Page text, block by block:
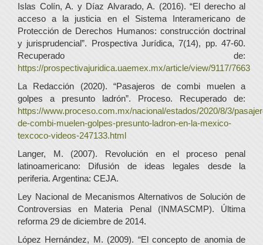
Islas Colín, A. y Díaz Alvarado, A. (2016). “El derecho al
acceso a la justicia en el Sistema Interamericano de
Protección de Derechos Humanos: construcción doctrinal
y jurisprudencial”. Prospectiva Jurídica, 7(14), pp. 47-60.
Recuperado de:
https://prospectivajuridica.uaemex.mx/article/view/9117/7663
La Redacción (2020). “Pasajeros de combi muelen a
golpes a presunto ladrón”. Proceso. Recuperado de:
https://www.proceso.com.mx/nacional/estados/2020/8/3/
de-combi-muelen-golpes-presunto-ladron-en-la-mexico-
texcoco-videos-247133.html
Langer, M. (2007). Revolución en el proceso penal
latinoamericano: Difusión de ideas legales desde la
periferia. Argentina: CEJA.
Ley Nacional de Mecanismos Alternativos de Solución de
Controversias en Materia Penal (INMASCMP). Última
reforma 29 de diciembre de 2014.
López Hernández, M. (2009). “El concepto de anomia de